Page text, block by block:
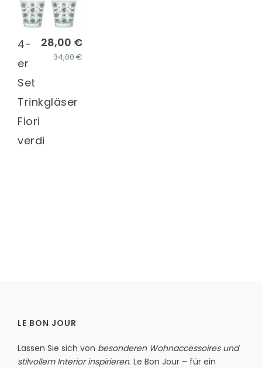
28,00 €
34,00 €
4-
er
Set
Trinkgläser
Fiori
verdi
LE BON JOUR
Lassen Sie sich von besonderen Wohnaccessoires und
stilvollem Interior inspirieren. Le Bon Jour – für ein